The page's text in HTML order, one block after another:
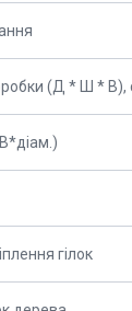
(Д * Ш * В),
гілок